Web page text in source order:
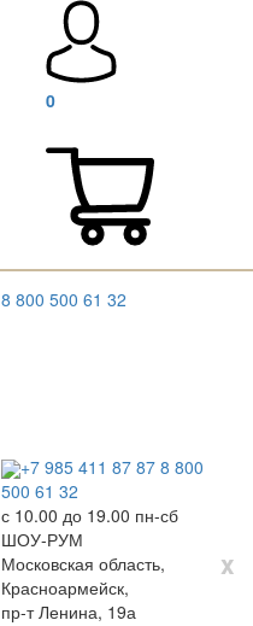
0
8 800 500 61 32
+7 985 411 87 87 8 800
500 61 32
с 10.00 до 19.00 пн-сб
ШОУ-РУМ
x
Московская область,
Красноармейск,
пр-т Ленина, 19а